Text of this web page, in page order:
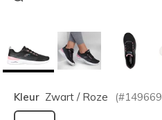
Kleur Zwart / Roze (#149669